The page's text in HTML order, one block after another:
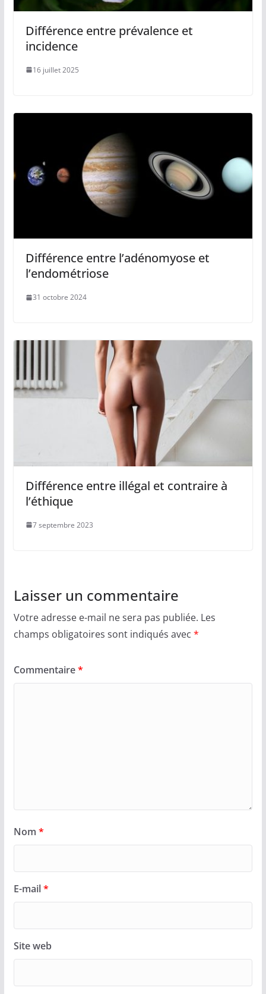
Différence entre prévalence et
incidence
16 juillet 2025
Différence entre l’adénomyose et
l’endométriose
31 octobre 2024
Différence entre illégal et contraire à
l’éthique
7 septembre 2023
Laisser un commentaire
Votre adresse e-mail ne sera pas publiée. Les
champs obligatoires sont indiqués avec *
Commentaire*
Nom *
E-mail*
Site web